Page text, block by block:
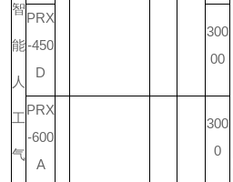
智
能
人
工
气
PRX
-450
D
300
00
PRX
-600
A
300
0